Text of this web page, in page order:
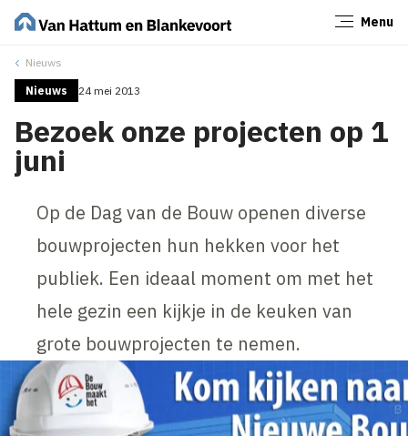
Menu
Nieuws
Nieuws 24 mei 2013
Bezoek onze projecten op 1
juni
Op de Dag van de Bouw openen diverse
bouwprojecten hun hekken voor het
publiek. Een ideaal moment om met het
hele gezin een kijkje in de keuken van
grote bouwprojecten te nemen.
Sluiten